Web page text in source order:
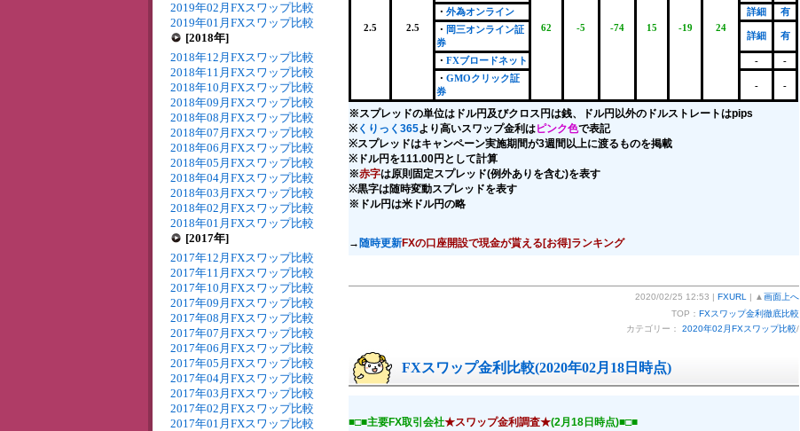
2019年02月FXスワップ比較
2019年01月FXスワップ比較
[2018年]
2018年12月FXスワップ比較
2018年11月FXスワップ比較
2018年10月FXスワップ比較
2018年09月FXスワップ比較
2018年08月FXスワップ比較
2018年07月FXスワップ比較
2018年06月FXスワップ比較
2018年05月FXスワップ比較
2018年04月FXスワップ比較
2018年03月FXスワップ比較
2018年02月FXスワップ比較
2018年01月FXスワップ比較
[2017年]
2017年12月FXスワップ比較
2017年11月FXスワップ比較
2017年10月FXスワップ比較
2017年09月FXスワップ比較
2017年08月FXスワップ比較
2017年07月FXスワップ比較
2017年06月FXスワップ比較
2017年05月FXスワップ比較
2017年04月FXスワップ比較
2017年03月FXスワップ比較
2017年02月FXスワップ比較
2017年01月FXスワップ比較
2.5 2.5 62 -5 -74 15 -19 24
・ 外為オンライン 詳細
有
・ 岡三オンライン証
券
詳細 有
・ FXブロードネット -
-
・ GMOクリック証
券
- -
※スプレッドの単位はドル円及びクロス円は銭、ドル円以外のドルストレートはpips
※ くりっく365より高いスワップ金利はピンク色で表記
※スプレッドはキャンペーン実施期間が3週間以上に渡るものを掲載
※ドル円を111.00円として計算
※赤字は原則固定スプレッド(例外ありを含む)を表す
※黒字は随時変動スプレッドを表す
※ドル円は米ドル円の略
→ 随時更新FXの口座開設で現金が貰える[お得]ランキング
2020/02/25 12:53 | FXURL | ▲ 画面上へ
TOP： FXスワップ金利徹底比較
カテゴリー： 2020年02月FXスワップ比較/
FXスワップ金利比較(2020年02月18日時点)
■□■主要FX取引会社★スワップ金利調査★(2月18日時点)■□■